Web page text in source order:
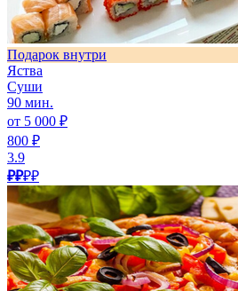
Подарок внутри
Яства
Суши
90 мин.
от 5 000 ₽
800 ₽
3.9
₽₽₽₽